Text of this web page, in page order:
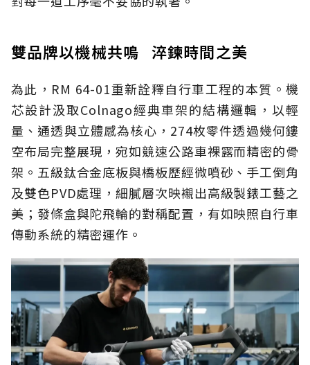
雙品牌以機械共鳴 淬鍊時間之美
為此，RM 64-01重新詮釋自行車工程的本質。機
芯設計汲取Colnago經典車架的結構邏輯，以輕
量、通透與立體感為核心，274枚零件透過幾何鏤
空布局完整展現，宛如競速公路車裸露而精密的骨
架。五級鈦合金底板與橋板歷經微噴砂、手工倒角
及雙色PVD處理，細膩層次映襯出高級製錶工藝之
美；發條盒與陀飛輪的對稱配置，有如映照自行車
傳動系統的精密運作。